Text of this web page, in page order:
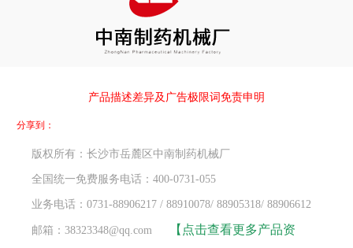
产品描述差异及广告极限词免责申明
分享到：
版权所有：长沙市岳麓区中南制药机械厂
全国统一免费服务电话：400-0731-055
业务电话：0731-88906217 / 88910078/ 88905318/ 88906612
邮箱：38323348@qq.com
【点击查看更多产品资